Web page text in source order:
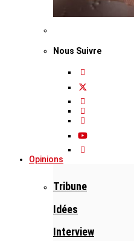
Nous Suivre
Opinions
Tribune
Idées
Interview